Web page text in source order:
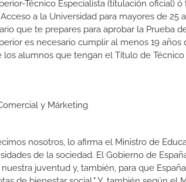
Técnico Especialista (titulación oficial) ó
a la Universidad para mayores de 25
que te prepares para aprobar la Prueba
es necesario cumplir al menos 19 años
los alumnos que tengan el Título de Técnico
y Márketing
nosotros, lo afirma el Ministro de
de la sociedad. El Gobierno de
juventud y, también, para que